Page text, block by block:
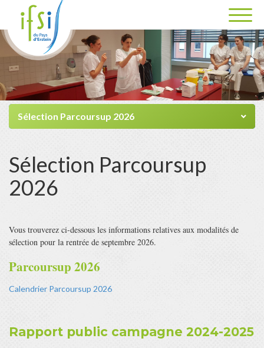
Sélection Parcoursup 2026
Sélection Parcoursup
2026
Vous trouverez ci-dessous les informations relatives aux modalités de
sélection pour la rentrée de septembre 2026.
Parcoursup 2026
Calendrier Parcoursup 2026
Rapport public campagne 2024-2025